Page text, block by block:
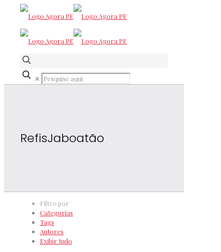
✕
RefisJaboatão
Filtro por
Categorias
Tags
Autores
Exibir tudo